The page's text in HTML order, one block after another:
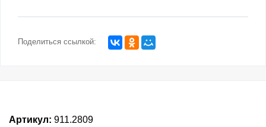
Поделиться ссылкой:
Артикул: 911.2809